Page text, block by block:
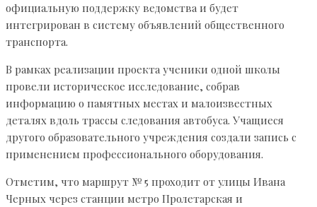
официальную поддержку ведомства и будет
интегрирован в систему объявлений общественного
транспорта.
В рамках реализации проекта ученики одной школы
провели историческое исследование, собрав
информацию о памятных местах и малоизвестных
деталях вдоль трассы следования автобуса. Учащиеся
другого образовательного учреждения создали запись с
применением профессионального оборудования.
Отметим, что маршрут № 5 проходит от улицы Ивана
Черных через станции метро Пролетарская и